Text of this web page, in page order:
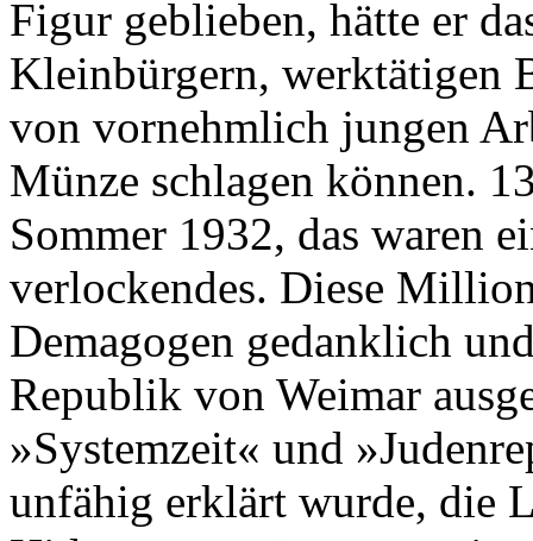
Figur geblieben, hätte er
Kleinbürgern, werktätigen
von vornehmlich jungen
Münze schlagen können.
Sommer 1932, das waren
verlockendes. Diese
Demagogen gedanklich
Republik von Weimar
»Systemzeit« und
unfähig erklärt wurde, die